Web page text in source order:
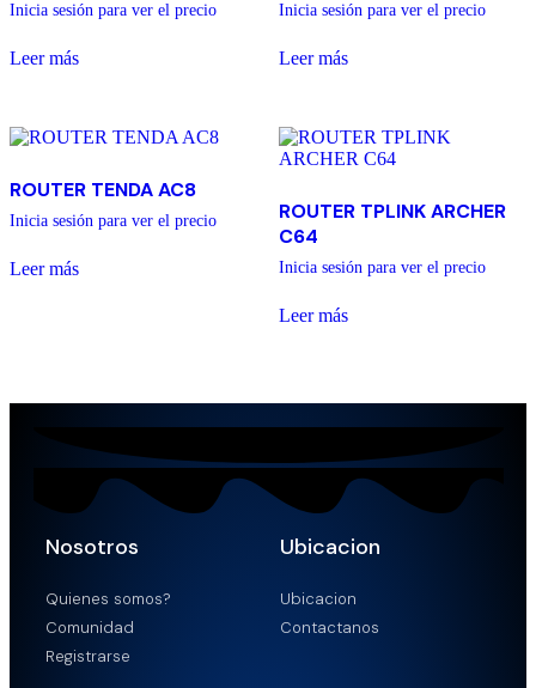
Inicia sesión para ver el precio
Leer más
Inicia sesión para ver el precio
Leer más
ROUTER TENDA AC8
Inicia sesión para ver el precio
Leer más
ROUTER TPLINK ARCHER
C64
Inicia sesión para ver el precio
Leer más
Nosotros
Quienes somos?
Comunidad
Registrarse
Ubicacion
Ubicacion
Contactanos